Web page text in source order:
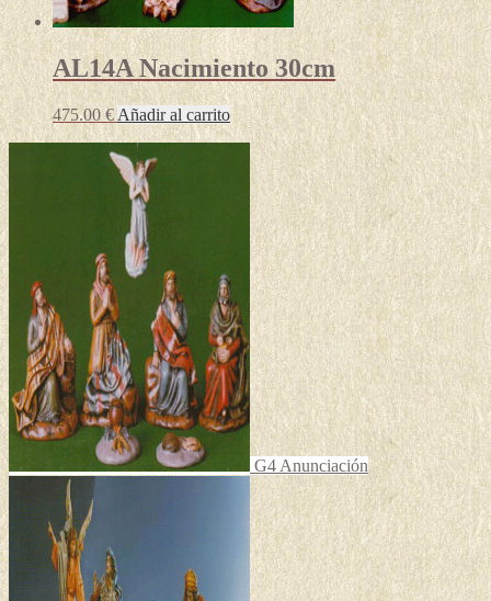
AL14A Nacimiento 30cm
475.00€ Añadir al carrito
G4 Anunciación